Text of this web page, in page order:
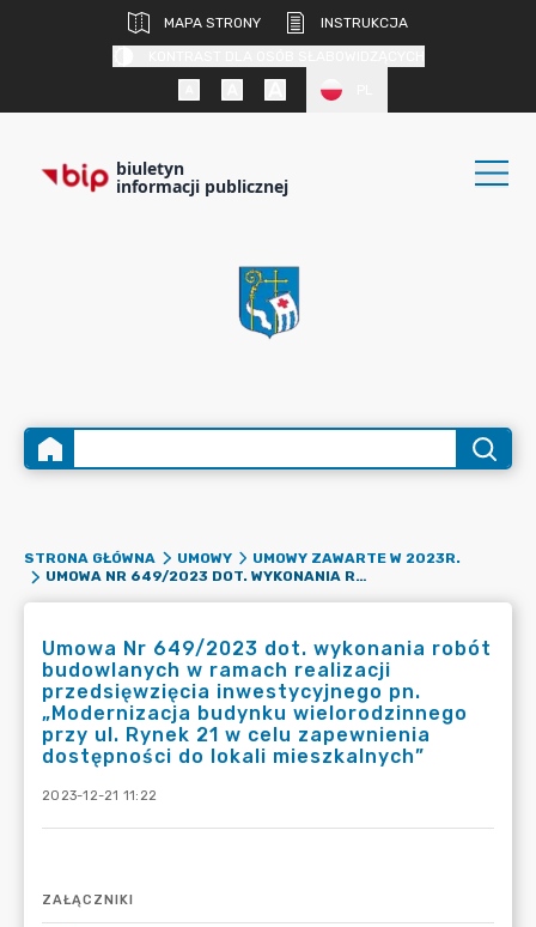
MAPA STRONY
INSTRUKCJA
biuletyn
informacji publicznej
STRONA GŁÓWNA UMOWY
UMOWY ZAWARTE W 2023R.
UMOWA NR 649/2023 DOT. WYKONANIA ROBÓT BUDOWLANYCH W RAMACH REALIZACJI PRZEDSIĘWZIĘCIA INWESTYCYJNEGO PN. „MODERNIZACJA BUDYNKU WIELORODZINNEGO PRZY UL. RYNEK 21 W CELU ZAPEWNIENIA DOSTĘPNOŚCI DO LOKALI MIESZKALNYCH”
Umowa Nr 649/2023 dot. wykonania robót
budowlanych w ramach realizacji
przedsięwzięcia inwestycyjnego pn.
„Modernizacja budynku wielorodzinnego
przy ul. Rynek 21 w celu zapewnienia
dostępności do lokali mieszkalnych”
2023-12-21 11:22
ZAŁĄCZNIKI